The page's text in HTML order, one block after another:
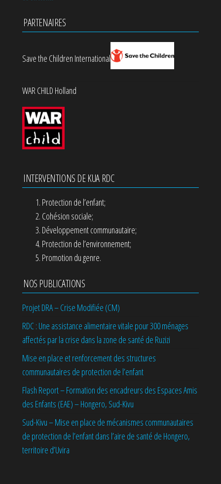
PARTENAIRES
Save the Children International
WAR CHILD Holland
INTERVENTIONS DE KUA RDC
Protection de l’enfant;
Cohésion sociale;
Développement communautaire;
Protection de l’environnement;
Promotion du genre.
NOS PUBLICATIONS
Projet DRA – Crise Modifiée (CM)
RDC : Une assistance alimentaire vitale pour 300 ménages
affectés par la crise dans la zone de santé de Ruzizi
Mise en place et renforcement des structures
communautaires de protection de l’enfant
Flash Report – Formation des encadreurs des Espaces Amis
des Enfants (EAE) – Hongero, Sud-Kivu
Sud-Kivu – Mise en place de mécanismes communautaires
de protection de l’enfant dans l’aire de santé de Hongero,
territoire d’Uvira